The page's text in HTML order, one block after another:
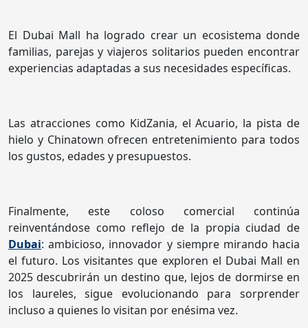
El Dubai Mall ha logrado crear un ecosistema donde
familias, parejas y viajeros solitarios pueden encontrar
experiencias adaptadas a sus necesidades específicas.
Las atracciones como KidZania, el Acuario, la pista de
hielo y Chinatown ofrecen entretenimiento para todos
los gustos, edades y presupuestos.
Finalmente, este coloso comercial continúa
reinventándose como reflejo de la propia ciudad de
Dubai: ambicioso, innovador y siempre mirando hacia
el futuro. Los visitantes que exploren el Dubai Mall en
2025 descubrirán un destino que, lejos de dormirse en
los laureles, sigue evolucionando para sorprender
incluso a quienes lo visitan por enésima vez.